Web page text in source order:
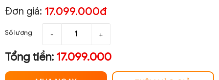
Đơn giá: 17.099.000đ
Số lượng - +
Tổng tiền: 17.099.000